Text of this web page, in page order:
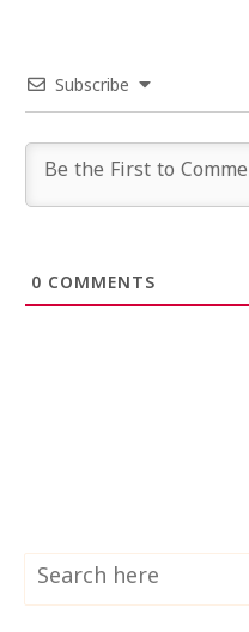
Subscribe
0 COMMENTS